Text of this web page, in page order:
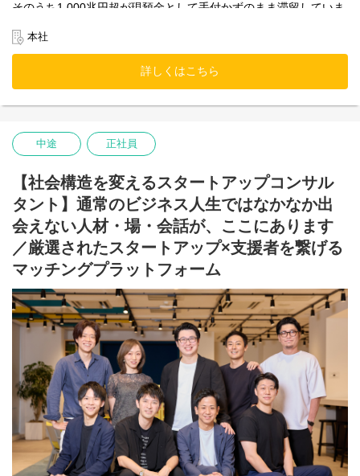
そのうち1,000兆円超が現預金として手付かずのまま滞留していま
も十分に活用されていません。これら“眠れるリソース”の活用こそ
スタートアップには、資金・人脈・ノウハウなど多様なリソース
が必要不可欠ですが、特に初期フェーズにおいては資金調達が大
速し、心理的負担も軽減できます。しかし、起業経験の浅い創業
者が、人脈やネットワークのみで本質的な支援者に出会うのは困
できない状況も少なくありません。
【支援者の視点】
ベンチャーキャピタルやエンジェル投資家の支援には、ビジネス
モデルの新規性・成長性だけでなく、起業家の人柄・情熱を見抜
く“目利き力”と高度な経験が求められます。その一方で、「応援し
て良かった」と思える起業家と出会える機会はごく限られていま
す。スタートアップ投資は多数の案件から一社の大きな成功に期
待する構造であり、ハイリスクです。このため、日本におけるス
タートアップ投資は国内外に比して発展途上の状況にあります。
【スタコネの存在意義】
日本を代表する大企業も、かつては小さなスタートアップでし
た。私たちスタートアップコネクト（スタコネ）は、“眠れるリソ
ース”と成長企業を効率よくマッチングし、起業家と支援者双方の
課題を解決するとともに、次世代のスタートアップと資金や知見
を持つ支援者をつなぐ「架け橋」となることをミッションとして
います。社会や産業の進化を促すため、持続的な成長支援を目指
しています。
本社
詳しくはこちら
中途 正社員
【社会構造を変えるスタートアップコンサル
タント】通常のビジネス人生ではなかなか出
会えない人材・場・会話が、ここにあります
／厳選されたスタートアップ×支援者を繋げる
マッチングプラットフォーム